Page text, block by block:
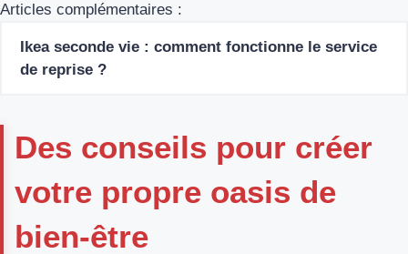
Articles complémentaires :
Ikea seconde vie : comment fonctionne le service
de reprise ?
Des conseils pour créer
votre propre oasis de
bien-être